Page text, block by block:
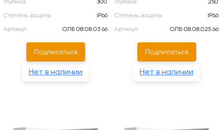
Глубина
300
Степень защиты
IP66
Артикул
ОЛБ 08.08.03 66
Подписаться
Нет в наличии
Глубина
250
Степень защиты
IP66
Артикул
ОЛБ 08.08.025 66
Подписаться
Нет в наличии